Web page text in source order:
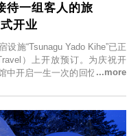
待一组客人的旅
开业
施“Tsunagu Yado Kihe”已正
）上开放预订。为庆祝开
中开启一生一次的回忆之旅”活
。